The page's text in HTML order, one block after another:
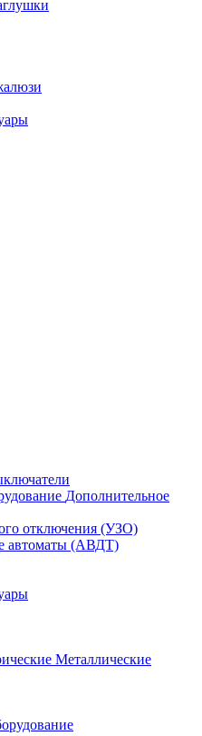
Дополнительное
отключения (УЗО)
автоматы (АВДТ)
Металлические